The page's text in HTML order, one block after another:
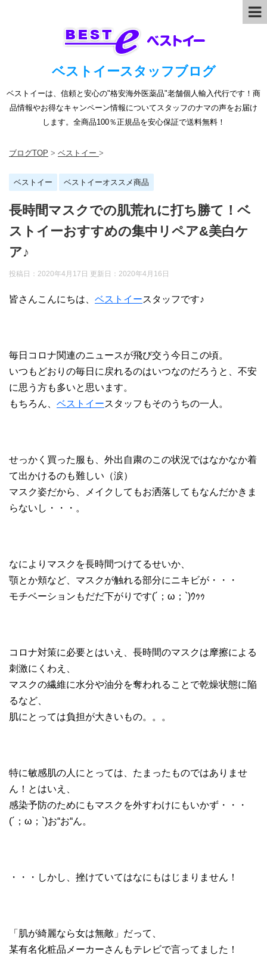
ベストイースタッフブログ
ベストイーは、信頼と安心の"格安海外医薬品"老舗個人輸入代行です！商
品情報やお得なキャンペーン情報についてスタッフのナマの声をお届け
します。全商品100％正規品を安心保証で送料無料！
ブログTOP > ベストイー >
ベストイー ベストイーオススメ商品
長時間マスクでの肌荒れに打ち勝て！ベ
ストイーおすすめの集中リペア&美白ケ
ア♪
投稿日：2020年4月17日 更新日： 2020年4月16日
皆さんこんにちは、 ベストイースタッフです♪
毎日コロナ関連のニュースが飛び交う今日この頃。
いつもどおりの毎日に戻れるのはいつなのだろうと、不安
に思う方も多いと思います。
もちろん、 ベストイースタッフもそのうちの一人。
せっかく買った服も、外出自粛のこの状況ではなかなか着
て出かけるのも難しい（涙）
マスク姿だから、メイクしてもお洒落してもなんだかきま
らないし・・・。
なによりマスクを長時間つけてるせいか、
顎とか頬など、マスクが触れる部分にニキビが・・・
モチベーションもだだ下がりです(´；ω；`)ｳｩｩ
コロナ対策に必要とはいえ、長時間のマスクは摩擦による
刺激にくわえ、
マスクの繊維に水分や油分を奪われることで乾燥状態に陥
るなど、
肌にとっては負担が大きいもの。。。
特に敏感肌の人にとっては、たまったものではありませ
ん！とはいえ、
感染予防のためにもマスクを外すわけにもいかず・・・
(´；ω；`)お“お“ん。
・・・しかし、挫けていてはなにもはじまりません！
「肌が綺麗なら女は無敵」だって、
某有名化粧品メーカーさんもテレビで言ってました！